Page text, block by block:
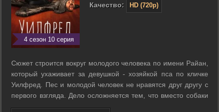
4 сезон 10 серия
Качество:
HD (720p)
Сюжет строится вокруг молодого человека по имени Райан,
который ухаживает за девушкой - хозяйкой пса по кличке
Уилфред. Пес и молодой человек не нравятся друг другу с
первого взгляда. Дело осложняется тем, что вместо собаки
Райан видит человека в собачьем костюме, который с ним